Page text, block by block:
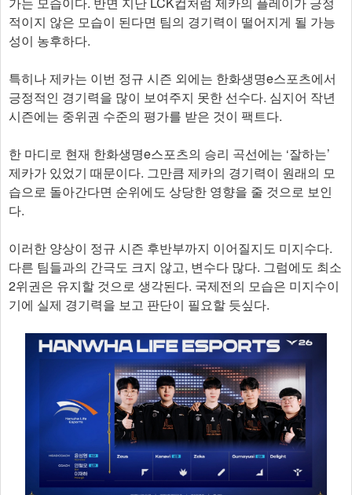
적이지 않은 모습이 된다면 팀의 경기력이 떨어지게 될 가능
성이 농후하다.
특히나 제카는 이번 정규 시즌 외에는 한화생명e스포츠에서
긍정적인 경기력을 많이 보여주지 못한 선수다. 심지어 작년
시즌에는 중위권 수준의 평가를 받은 것이 팩트다.
한 마디로 현재 한화생명e스포츠의 승리 곡선에는 ‘잘하는’
제카가 있었기 때문이다. 그만큼 제카의 경기력이 원래의 모
습으로 돌아간다면 순위에도 상당한 영향을 줄 것으로 보인
다.
이러한 양상이 정규 시즌 후반부까지 이어질지도 미지수다.
다른 팀들과의 간극도 크지 않고, 변수다 많다. 그럼에도 최소
2위권은 유지할 것으로 생각된다. 국제전의 모습은 미지수이
기에 실제 경기력을 보고 판단이 필요할 듯싶다.